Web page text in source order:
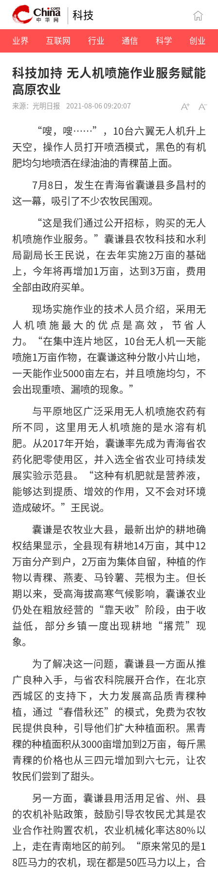
科技
业界 互联网 行业 通信 科学 创业
科技加持 无人机喷施作业服务赋能
高原农业
来源：光明日报 2021-08-06 09:20:07
“嗖，嗖……”，10台六翼无人机升上
天空，操作人员打开喷洒模式，黑色的有机
肥均匀地喷洒在绿油油的青稞苗上面。
7月8日，发生在青海省囊谦县多昌村的
这一幕，吸引了不少农牧民围观。
“这是我们通过公开招标，购买的无人
机喷施作业服务。”囊谦县农牧科技和水利
局副局长王民说，在去年实施2万亩的基础
上，今年将再增加1万亩，达到3万亩，费用
全部由政府买单。
现场实施作业的技术人员介绍，采用无
人机喷施最大的优点是高效，节省人
力。“在集中连片地区，10台无人机一天能
喷施1万亩作物，在囊谦这种分散小片山地，
一天能作业5000亩左右，并且喷施均匀，不
会出现重喷、漏喷的现象。”
与平原地区广泛采用无人机喷施农药有
所不同，这里用无人机喷施的是水溶有机
肥。从2017年开始，囊谦率先成为青海省农
药化肥零使用区，并入选全省农业可持续发
展实验示范县。“这种有机肥就是营养液，
能够达到提质、增效的作用，又不会对环境
造成破坏。”王民说。
囊谦是农牧业大县，最新出炉的耕地确
权结果显示，全县现有耕地14万亩，其中12
万亩分产到户，2万亩为集体自留，种植的作
物以青稞、燕麦、马铃薯、芫根为主。但长
期以来，受高海拔高寒气候影响，囊谦农业
仍处在粗放经营的“靠天收”阶段，由于收
益低，部分乡镇一度出现耕地“撂荒”现
象。
为了解决这一问题，囊谦县一方面从推
广良种入手，与省农科院展开合作，在北京
西城区的支持下，大力发展高品质青稞种
植，通过“春借秋还” 的模式，免费为农牧
民提供良种，引导他们扩大种植面积。黑青
稞的种植面积从3000亩增加到2万亩，每斤黑
青稞的价格也从三四元增加到六七元，让农
牧民们尝到了甜头。
另一方面，囊谦县用活用足省、州、县
的农机补贴政策，鼓励引导农牧民尤其是农
业合作社购置农机，农业机械化率达80%以
上，走在青南地区的前列。“原来常见的是1
8匹马力的农机，现在都是50匹马力以上，合